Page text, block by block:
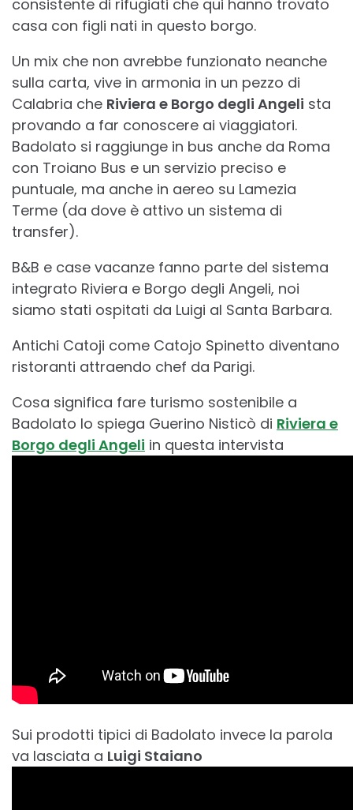
consistente di rifugiati che qui hanno trovato
casa con figli nati in questo borgo.
Un mix che non avrebbe funzionato neanche
sulla carta, vive in armonia in un pezzo di
Calabria che Riviera e Borgo degli Angeli sta
provando a far conoscere ai viaggiatori.
Badolato si raggiunge in bus anche da Roma
con Troiano Bus e un servizio preciso e
puntuale, ma anche in aereo su Lamezia
Terme (da dove è attivo un sistema di
transfer).
B&B e case vacanze fanno parte del sistema
integrato Riviera e Borgo degli Angeli, noi
siamo stati ospitati da Luigi al Santa Barbara.
Antichi Catoji come Catojo Spinetto diventano
ristoranti attraendo chef da Parigi.
Cosa significa fare turismo sostenibile a
Badolato lo spiega Guerino Nisticò di Riviera e
Borgo degli Angeli in questa intervista
Sui prodotti tipici di Badolato invece la parola
va lasciata a Luigi Staiano